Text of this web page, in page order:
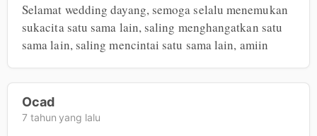
Selamat wedding dayang, semoga selalu menemukan
sukacita satu sama lain, saling menghangatkan satu
sama lain, saling mencintai satu sama lain, amiin
Ocad
7 tahun yang lalu